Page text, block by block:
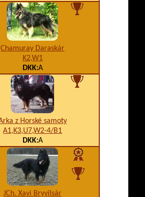
Chamuray Daraskár
K2,W1
DKK:A
z Horské samoty
A1,K3,U7,W2-4/B1
DKK:A
JCh. Xavi Bryvilsár